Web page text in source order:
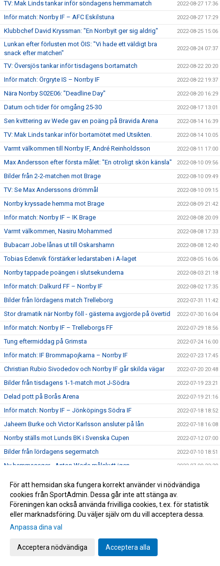
TV: Mak Linds tankar inför söndagens hemmamatch 2022-08-27 17:36
Inför match: Norrby IF – AFC Eskilstuna 2022-08-27 17:29
Klubbchef David Kryssman: "En Norrbyit ger sig aldrig" 2022-08-25 15:06
Lunkan efter förlusten mot ÖIS: "Vi hade ett väldigt bra
snack efter matchen"
2022-08-24 07:37
TV: Översjös tankar inför tisdagens bortamatch 2022-08-22 20:20
Inför match: Örgryte IS – Norrby IF 2022-08-22 19:37
Nära Norrby S02E06: "Deadline Day" 2022-08-20 16:29
Datum och tider för omgång 25-30 2022-08-17 13:01
Sen kvittering av Wede gav en poäng på Bravida Arena 2022-08-14 16:39
TV: Mak Linds tankar inför bortamötet med Utsikten. 2022-08-14 10:05
Varmt välkommen till Norrby IF, André Reinholdsson 2022-08-11 17:00
Max Andersson efter första målet: "En otroligt skön känsla" 2022-08-10 09:56
Bilder från 2-2-matchen mot Brage 2022-08-10 09:49
TV: Se Max Anderssons drömmål 2022-08-10 09:15
Norrby kryssade hemma mot Brage 2022-08-09 21:42
Inför match: Norrby IF – IK Brage 2022-08-08 20:09
Varmt välkommen, Nasiru Mohammed 2022-08-08 17:33
Bubacarr Jobe lånas ut till Oskarshamn 2022-08-08 12:40
Tobias Edenvik förstärker ledarstaben i A-laget 2022-08-05 16:06
Norrby tappade poängen i slutsekunderna 2022-08-03 21:18
Inför match: Dalkurd FF – Norrby IF 2022-08-02 17:35
Bilder från lördagens match Trelleborg 2022-07-31 11:42
Stor dramatik när Norrby föll - gästerna avgjorde på övertid 2022-07-30 16:04
Inför match: Norrby IF – Trelleborgs FF 2022-07-29 18:56
Tung eftermiddag på Grimsta 2022-07-24 16:00
Inför match: IF Brommapojkarna – Norrby IF 2022-07-23 17:45
Christian Rubio Sivodedov och Norrby IF går skilda vägar 2022-07-20 20:48
Bilder från tisdagens 1-1-match mot J-Södra 2022-07-19 23:21
Delad pott på Borås Arena 2022-07-19 21:16
Inför match: Norrby IF – Jönköpings Södra IF 2022-07-18 18:52
Jaheem Burke och Victor Karlsson ansluter på lån 2022-07-18 16:08
Norrby ställs mot Lunds BK i Svenska Cupen 2022-07-12 07:00
Bilder från lördagens segermatch 2022-07-10 18:51
Ny hemmaseger - Anton Wede målskytt igen 2022-07-09 22:30
Stolpe ut i Skåne - Norrby utan poäng trots massiv press på
slutet
2022-07-05 13:10
Inför match: Trelleborgs FF – Norrby IF 2022-07-03 19:42
Bilder från tisdagens 2-0-seger
TV: Upplev glädjen efter slutsignalen
Max Olsson: "Känns overkligt bra"
För att hemsidan ska fungera korrekt använder vi nödvändiga
cookies från SportAdmin. Dessa går inte att stänga av.
Föreningen kan också använda frivilliga cookies, t.ex. för statistik
eller marknadsföring. Du väljer själv om du vill acceptera dessa.
Anpassa dina val
Acceptera nödvändiga Acceptera alla